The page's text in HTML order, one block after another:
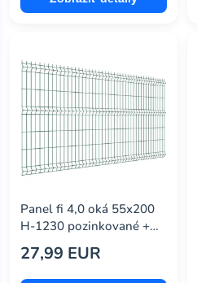
Panel fi 4,0 oká 55x200
H-1230 pozinkované +
RAL 6005
27,99 EUR